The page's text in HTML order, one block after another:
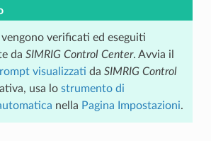
verificati ed eseguiti
da SIMRIG Control Center. Avvia il
visualizzati da SIMRIG Control
usa lo strumento di
nella Pagina Impostazioni.